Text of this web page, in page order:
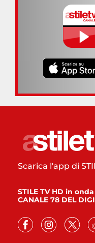
Scarica l'app di
STILE TV HD in
CANALE 78 DEL